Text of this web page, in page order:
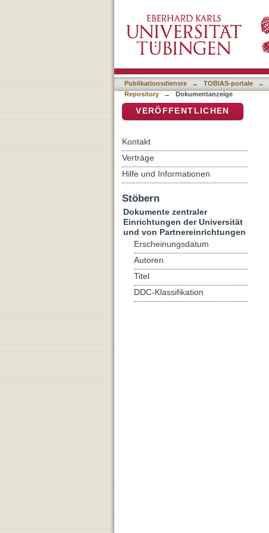
Publikationsdienste → TOBIAS-portale →
Repository
→ Dokumentanzeige
VERÖFFENTLICHEN
Kontakt
Verträge
Hilfe und Informationen
Stöbern
Dokumente zentraler
Einrichtungen der Universität
und von Partnereinrichtungen
Erscheinungsdatum
Autoren
Titel
DDC-Klassifikation